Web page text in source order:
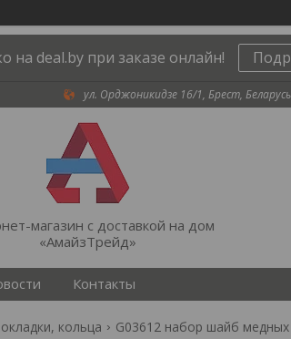
на deal.by при заказе онлайн!
ул. Орджоникидзе 16/1, Брест, Беларусь
магазин с доставкой на дом
«АмайзТрейд»
Контакты
кольца G03612 набор шайб